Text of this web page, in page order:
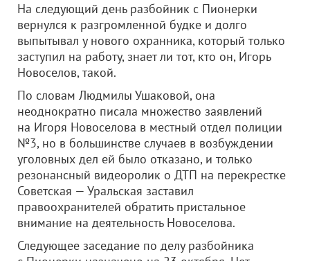
На следующий день разбойник с Пионерки
вернулся к разгромленной будке и долго
выпытывал у нового охранника, который только
заступил на работу, знает ли тот, кто он, Игорь
Новоселов, такой.
По словам Людмилы Ушаковой, она
неоднократно писала множество заявлений
на Игоря Новоселова в местный отдел полиции
№3, но в большинстве случаев в возбуждении
уголовных дел ей было отказано, и только
резонансный видеоролик о ДТП на перекрестке
Советская — Уральская заставил
правоохранителей обратить пристальное
внимание на деятельность Новоселова.
Следующее заседание по делу разбойника